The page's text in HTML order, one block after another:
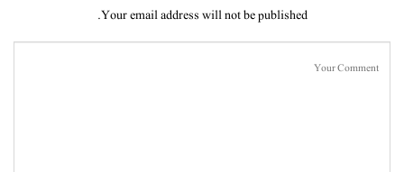
Your email address will not be published.